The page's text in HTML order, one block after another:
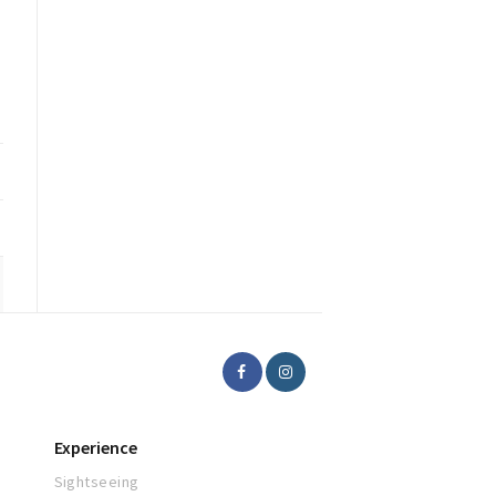
Experience
Sightseeing